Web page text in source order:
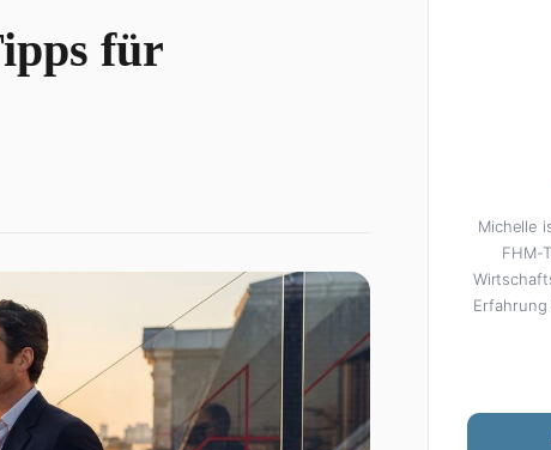
für
Michelle
FHM-
Erfahrung
Bei